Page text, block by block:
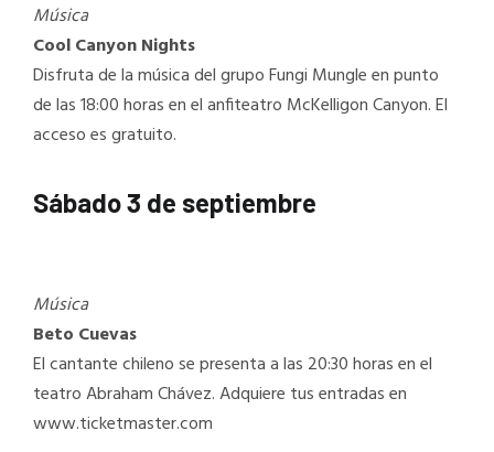
Música
Cool Canyon Nights
Disfruta de la música del grupo Fungi Mungle en punto
de las 18:00 horas en el anfiteatro McKelligon Canyon. El
acceso es gratuito.
Sábado 3 de septiembre
Música
Beto Cuevas
El cantante chileno se presenta a las 20:30 horas en el
teatro Abraham Chávez. Adquiere tus entradas en
www.ticketmaster.com